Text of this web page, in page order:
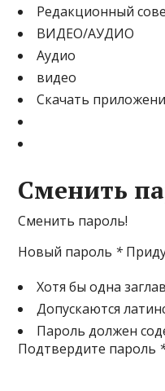
Редакционный
ВИДЕО/АУДИО
Аудио
видео
Скачать
Сменить
Сменить пароль!
Новый пароль *
Хотя бы одна
Допускаются
Пароль должен
Подтвердите пароль